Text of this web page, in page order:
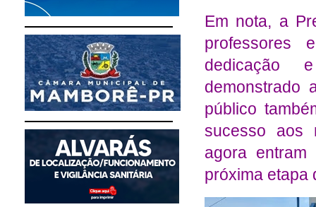
Em nota, a
professores
dedicação
demonstrado
público
sucesso aos
agora
próxima etapa